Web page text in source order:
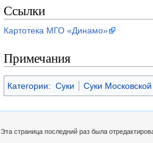
Ссылки
Картотека МГО «Динамо»
Примечания
Категории: Суки Суки Московской
Эта страница последний раз была